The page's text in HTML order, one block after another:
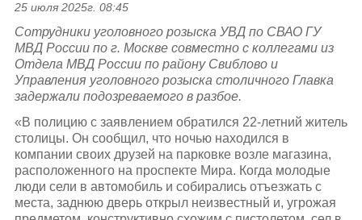
25 июля 2025г. 08:45
Сотрудники уголовного розыска УВД по СВАО ГУ
МВД России по г. Москве совместно с коллегами из
Отдела МВД России по району Свиблово и
Управления уголовного розыска столичного Главка
задержали подозреваемого в разбое.
«В полицию с заявлением обратился 22-летний житель
столицы. Он сообщил, что ночью находился в
компании своих друзей на парковке возле магазина,
расположенного на проспекте Мира. Когда молодые
люди сели в автомобиль и собирались отъезжать с
места, заднюю дверь открыл неизвестный и, угрожая